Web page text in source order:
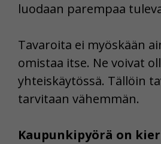
luodaan parempaa
Tavaroita ei myöskään
omistaa itse. Ne voivat
yhteiskäytössä. Tällöin
tarvitaan vähemmän.
Kaupunkipyörä on